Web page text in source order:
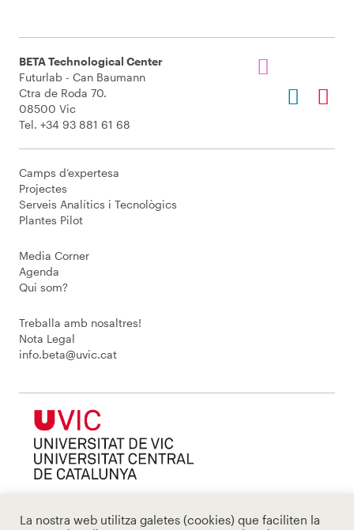
BETA Technological Center
Futurlab - Can Baumann
Ctra de Roda 70.
08500 Vic
Tel. +34 93 881 61 68
Camps d’expertesa
Projectes
Serveis Analítics i Tecnològics
Plantes Pilot
Media Corner
Agenda
Qui som?
Treballa amb nosaltres!
Nota Legal
info.beta@uvic.cat
La nostra web utilitza galetes (cookies) que faciliten la